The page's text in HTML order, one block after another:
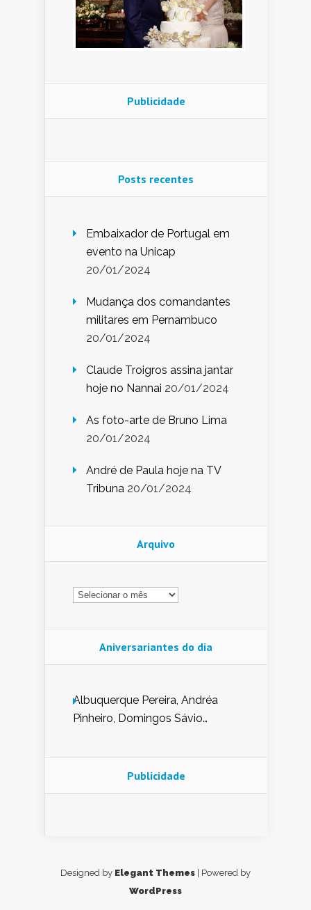
Publicidade
Posts recentes
Embaixador de Portugal em
evento na Unicap
20/01/2024
Mudança dos comandantes
militares em Pernambuco
20/01/2024
Claude Troigros assina jantar
hoje no Nannai 20/01/2024
As foto-arte de Bruno Lima
20/01/2024
André de Paula hoje na TV
Tribuna 20/01/2024
Arquivo
Arquivo
Aniversariantes do dia
Albuquerque Pereira, Andréa
Pinheiro, Domingos Sávio
Nunes de Sena, Fátima Peixoto,
Glória Pereira, Kátia Mesel,
Publicidade
Designed by Elegant Themes | Powered by
WordPress